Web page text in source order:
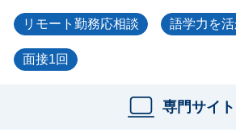
リモート勤務応相談 語学力を
面接1回
専門サイト